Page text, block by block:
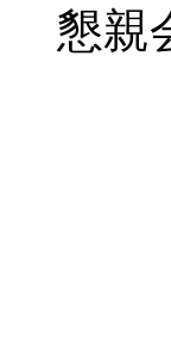
懇親